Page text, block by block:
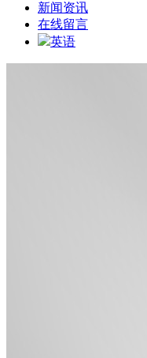
新闻资讯
在线留言
英语